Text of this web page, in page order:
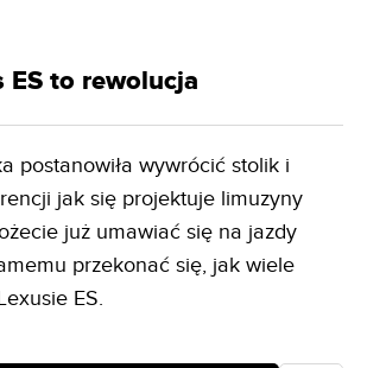
ES to rewolucja
postanowiła wywrócić stolik i
jak się projektuje limuzyny
już umawiać się na jazdy
przekonać się, jak wiele
ES.